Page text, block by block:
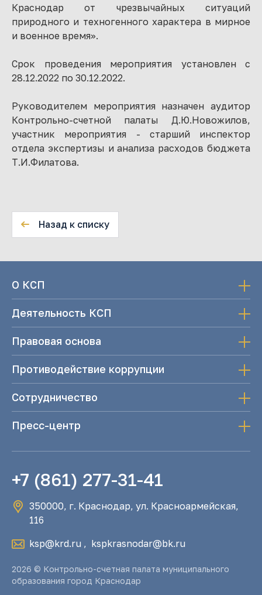
Краснодар от чрезвычайных ситуаций
природного и техногенного характера в мирное
и военное время».
Срок проведения мероприятия установлен с
28.12.2022 по 30.12.2022.
Руководителем мероприятия назначен аудитор
Контрольно-счетной палаты Д.Ю.Новожилов,
участник мероприятия - старший инспектор
отдела экспертизы и анализа расходов бюджета
Т.И.Филатова.
Назад к списку
О КСП
Деятельность КСП
Правовая основа
Противодействие коррупции
Сотрудничество
Пресс-центр
+7 (861) 277-31-41
350000, г. Краснодар, ул. Красноармейская,
116
ksp@krd.ru , kspkrasnodar@bk.ru
2026 © Контрольно-счетная палата муниципального
образования город Краснодар